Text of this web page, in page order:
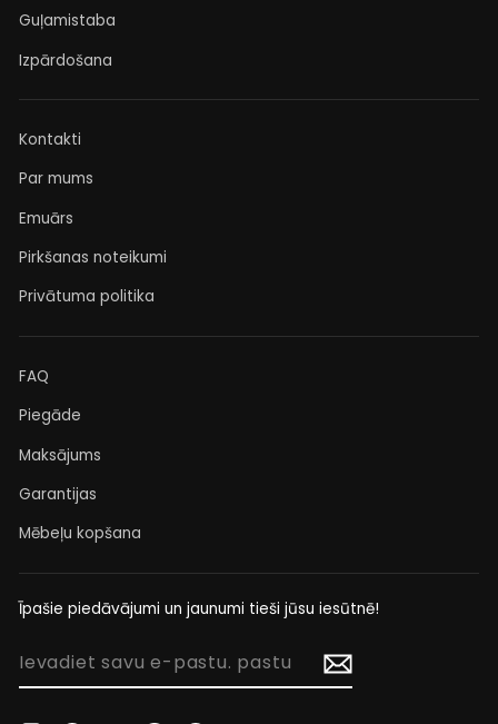
Guļamistaba
Izpārdošana
Kontakti
Par mums
Emuārs
Pirkšanas noteikumi
Privātuma politika
FAQ
Piegāde
Maksājums
Garantijas
Mēbeļu kopšana
Īpašie piedāvājumi un jaunumi tieši jūsu iesūtnē!
IEVADIET